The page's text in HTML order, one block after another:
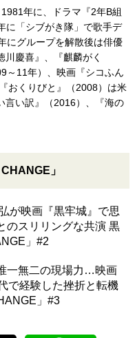
年に、ドラマ『2年B組
に「シブがき隊」で歌手デ
にグループを解散後は俳優
慶喜』、『麒麟がく
～11年）、映画『シコふん
おくりびと』（2008）は米
言い訳』（2016）、『海の
」
が映画『黒牢城』で思
のスリリングな共演 黒
」#2
一無二の現場力…映画
で経験した挫折と転機
」#3